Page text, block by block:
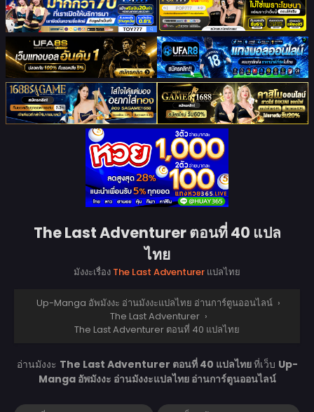
The Last Adventurer ตอนที่ 40 แปล
ไทย
มังงะเรื่อง The Last Adventurer แปลไทย
Up-Manga อัพมังงะ อ่านมังงะแปลไทย อ่านการ์ตูนออนไลน์ ›
The Last Adventurer ›
The Last Adventurer ตอนที่ 40 แปลไทย
อ่านมังงะ The Last Adventurer ตอนที่ 40 แปลไทยที่เว็บ Up-
Manga อัพมังงะ อ่านมังงะแปลไทย อ่านการ์ตูนออนไลน์